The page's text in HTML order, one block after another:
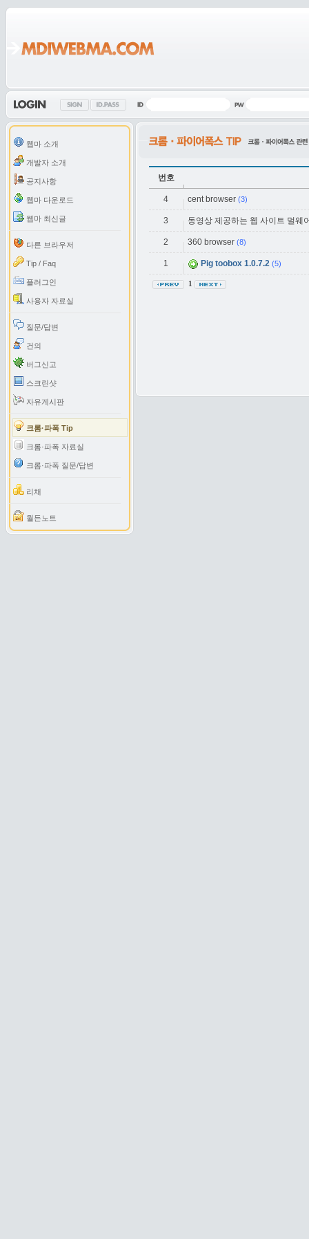
웹마 소개
개발자 소개
공지사항
웹마 다운로드
웹마 최신글
다른 브라우저
Tip / Faq
플러그인
사용자 자료실
질문/답변
건의
버그신고
스크린샷
자유게시판
크롬·파폭 Tip
크롬·파폭 자료실
크롬·파폭 질문/답변
리채
월든노트
번호
4 cent browser (3)
3 동영상 제공하는 웹 사이트 멀웨
2 360 browser (8)
1 Pig toobox 1.0.7.2 (5)
1